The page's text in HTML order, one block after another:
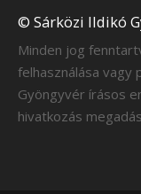
© Sárközi Ildikó
Minden jog
felhasználása vagy
Gyöngyvér írásos
hivatkozás